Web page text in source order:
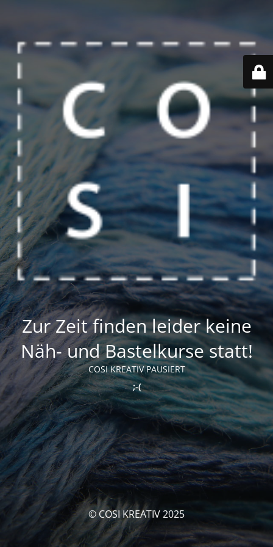
Zur Zeit finden leider keine
Näh- und Bastelkurse statt!
COSI KREATIV PAUSIERT
;-(
© COSI KREATIV 2025